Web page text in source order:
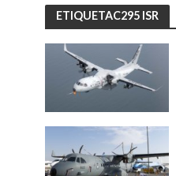
ETIQUETAC295 ISR